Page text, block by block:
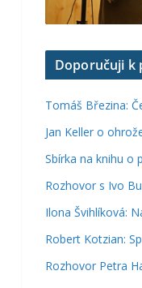
Doporučuji k
Tomáš Březina:
Jan Keller o
Sbírka na knihu o
Rozhovor s Ivo
Ilona Švihlíková:
Robert Kotzian:
Rozhovor Petra